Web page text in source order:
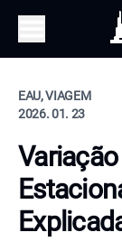
EAU, VIAGEM
2026. 01. 23